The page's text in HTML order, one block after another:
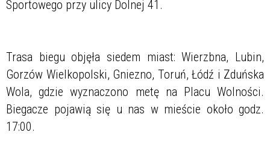
Sportowego przy ulicy Dolnej 41.
Trasa biegu objęła siedem miast: Wierzbna, Lubin,
Gorzów Wielkopolski, Gniezno, Toruń, Łódź i Zduńska
Wola, gdzie wyznaczono metę na Placu Wolności.
Biegacze pojawią się u nas w mieście około godz.
17:00.